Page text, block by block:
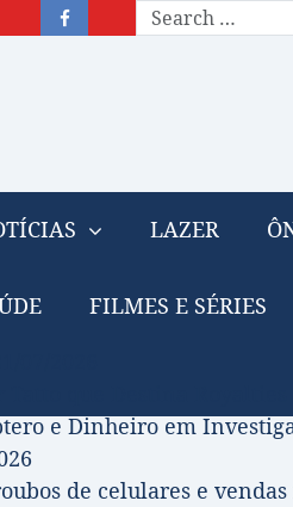
LAZER
FILMES E SÉRIES
e Dinheiro em
de celulares e